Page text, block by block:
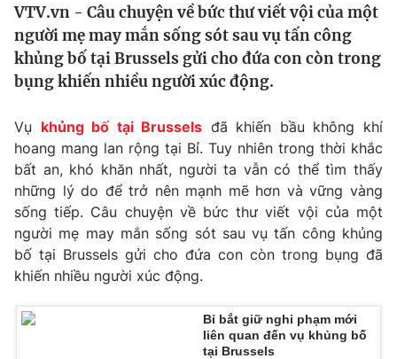
Thế giới
Tin tức
Câu chuyện quốc tế
Kinh tế
Tài chính
Thị trường
Góc doanh nghiệp
Dữ liệu và đời sống
Truyền hình
Phim VTV
Hậu trường
Nhân vật
Giải trí
Điện ảnh
Âm nhạc
VTV.vn - Câu chuyện về bức thư viết vội của một
người mẹ may mắn sống sót sau vụ tấn công
khủng bố tại Brussels gửi cho đứa con còn trong
bụng khiến nhiều người xúc động.
Vụ khủng bố tại Brussels đã khiến bầu không khí
hoang mang lan rộng tại Bỉ. Tuy nhiên trong thời khắc
bất an, khó khăn nhất, người ta vẫn có thể tìm thấy
những lý do để trở nên mạnh mẽ hơn và vững vàng
sống tiếp. Câu chuyện về bức thư viết vội của một
người mẹ may mắn sống sót sau vụ tấn công khủng
bố tại Brussels gửi cho đứa con còn trong bụng đã
khiến nhiều người xúc động.
Bỉ bắt giữ nghi phạm mới
liên quan đến vụ khủng bố
tại Brussels